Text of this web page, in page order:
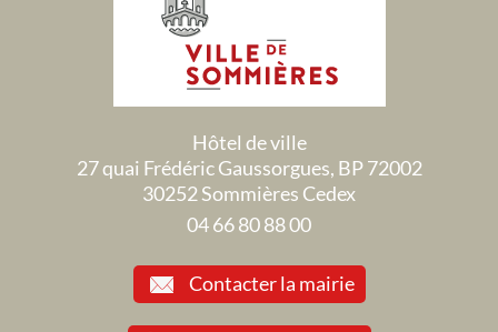
Hôtel de ville
27 quai Frédéric Gaussorgues, BP 72002
30252 Sommières Cedex
04 66 80 88 00
Contacter la mairie